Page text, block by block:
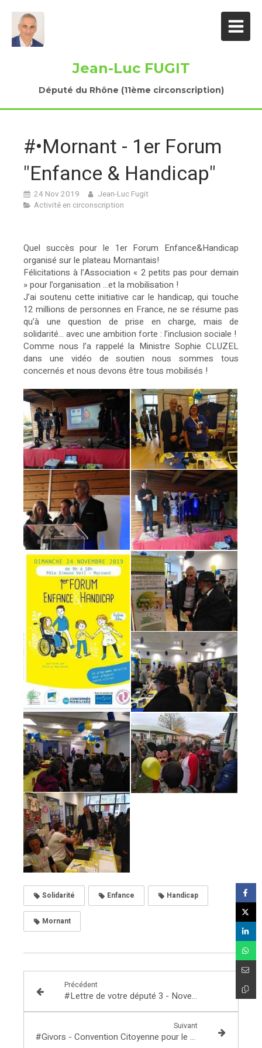
Jean-Luc FUGIT
Député du Rhône (11ème circonscription)
#•Mornant - 1er Forum
"Enfance & Handicap"
24 Nov 2019
Jean-Luc Fugit
Activité en circonscription
Quel succès pour le 1er Forum Enfance&Handicap
organisé sur le plateau Mornantais!
Félicitations à l’Association « 2 petits pas pour demain
» pour l’organisation ...et la mobilisation !
J’ai soutenu cette initiative car le handicap, qui touche
12 millions de personnes en France, ne se résume pas
qu’à une question de prise en charge, mais de
solidarité... avec une ambition forte : l’inclusion sociale !
Comme nous l’a rappelé la Ministre Sophie CLUZEL
dans une vidéo de soutien nous sommes tous
concernés et nous devons être tous mobilisés !
Solidarité Enfance Handicap
Mornant
Précédent
#Lettre de votre député 3 - Novembre 2019
Suivant
#Givors - Convention Citoyenne pour le Climat